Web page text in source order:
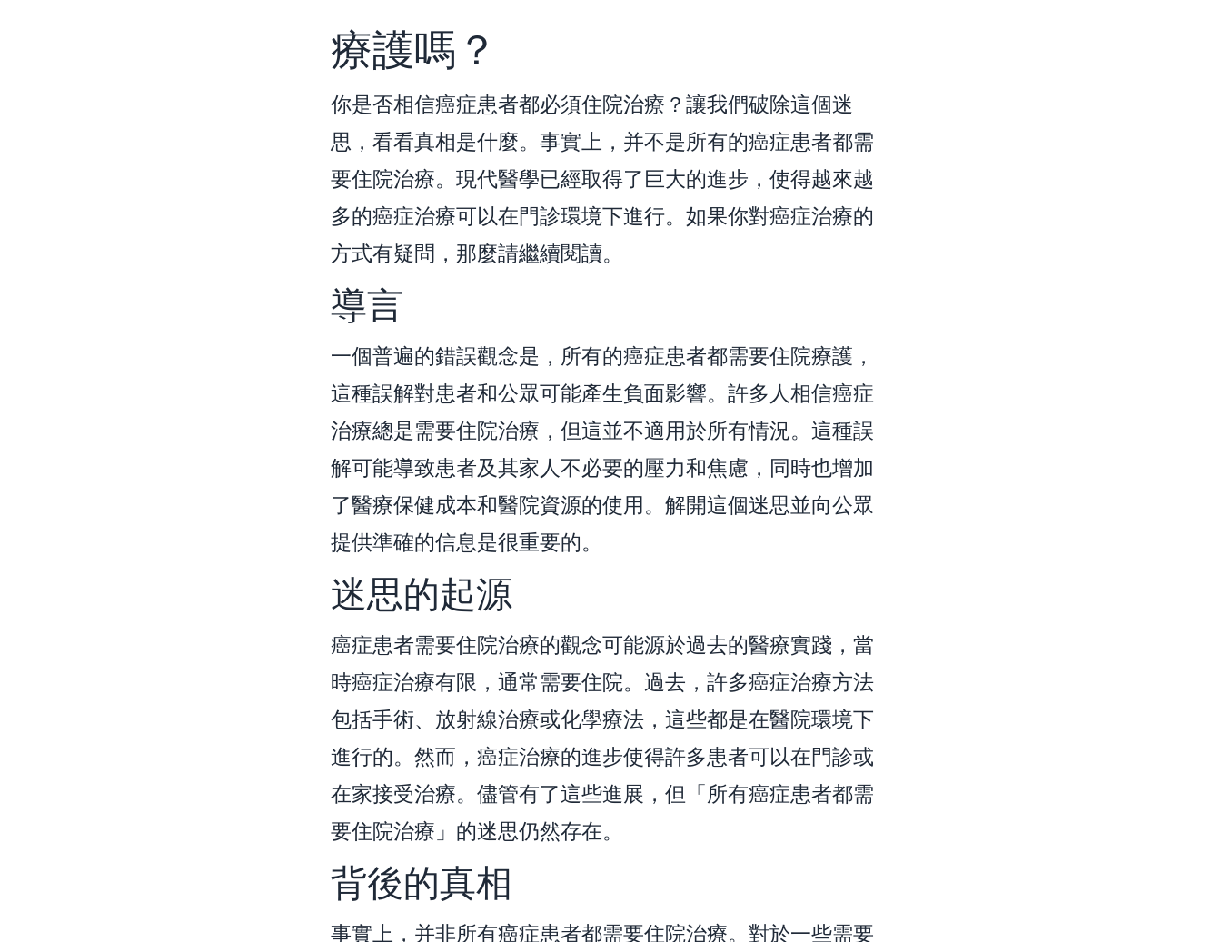
療護嗎？
你是否相信癌症患者都必須住院治療？讓我們破除這個迷
思，看看真相是什麼。事實上，并不是所有的癌症患者都需
要住院治療。現代醫學已經取得了巨大的進步，使得越來越
多的癌症治療可以在門診環境下進行。如果你對癌症治療的
方式有疑問，那麼請繼續閱讀。
導言
一個普遍的錯誤觀念是，所有的癌症患者都需要住院療護，
這種誤解對患者和公眾可能產生負面影響。許多人相信癌症
治療總是需要住院治療，但這並不適用於所有情況。這種誤
解可能導致患者及其家人不必要的壓力和焦慮，同時也增加
了醫療保健成本和醫院資源的使用。解開這個迷思並向公眾
提供準確的信息是很重要的。
迷思的起源
癌症患者需要住院治療的觀念可能源於過去的醫療實踐，當
時癌症治療有限，通常需要住院。過去，許多癌症治療方法
包括手術、放射線治療或化學療法，這些都是在醫院環境下
進行的。然而，癌症治療的進步使得許多患者可以在門診或
在家接受治療。儘管有了這些進展，但「所有癌症患者都需
要住院治療」的迷思仍然存在。
背後的真相
事實上，并非所有癌症患者都需要住院治療。對於一些需要